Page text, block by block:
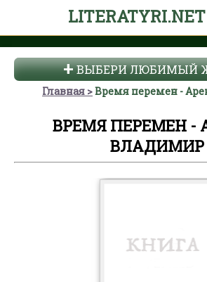
LITERATYRI.NET
ВЫБЕРИ ЛЮБИМЫЙ
Главная Время перемен -
ВРЕМЯ ПЕРЕМЕН -
ВЛАДИМИР